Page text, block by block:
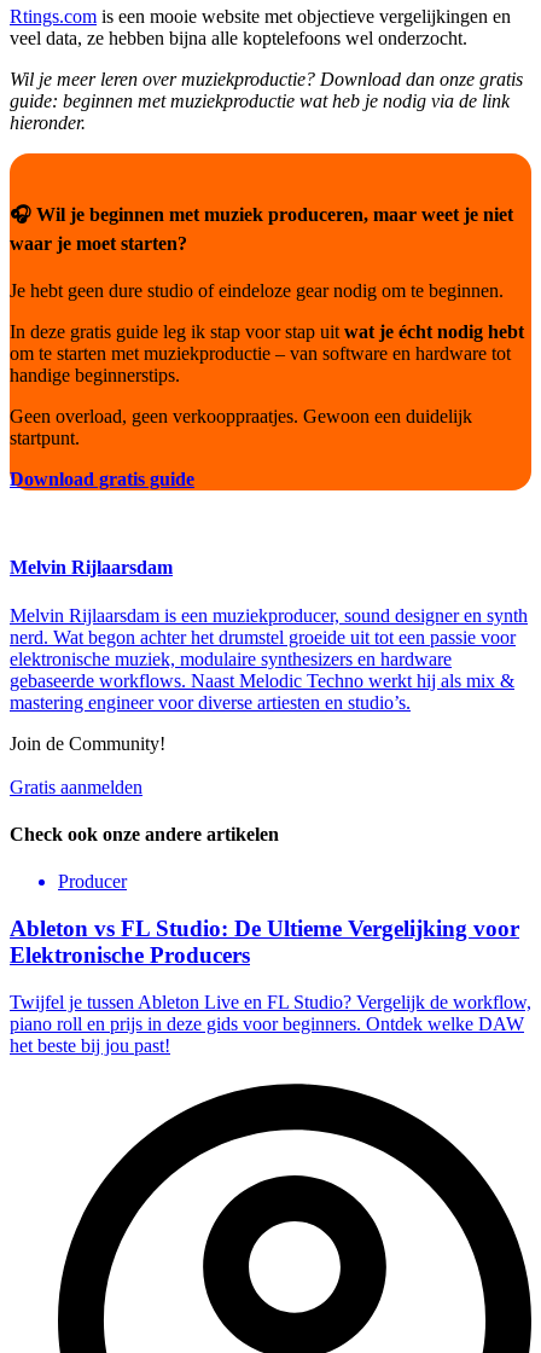
Rtings.com is een mooie website met objectieve vergelijkingen en
veel data, ze hebben bijna alle koptelefoons wel onderzocht.
Wil je meer leren over muziekproductie? Download dan onze gratis
guide: beginnen met muziekproductie wat heb je nodig via de link
hieronder.
🎧 Wil je beginnen met muziek produceren, maar weet je niet
waar je moet starten?
Je hebt geen dure studio of eindeloze gear nodig om te beginnen.
In deze gratis guide leg ik stap voor stap uit wat je écht nodig hebt
om te starten met muziekproductie – van software en hardware tot
handige beginnerstips.
Geen overload, geen verkooppraatjes. Gewoon een duidelijk
startpunt.
Download gratis guide
Melvin Rijlaarsdam
Melvin Rijlaarsdam is een muziekproducer, sound designer en synth
nerd. Wat begon achter het drumstel groeide uit tot een passie voor
elektronische muziek, modulaire synthesizers en hardware
gebaseerde workflows. Naast Melodic Techno werkt hij als mix &
mastering engineer voor diverse artiesten en studio’s.
Join de Community!
Gratis aanmelden
Check ook onze andere artikelen
Producer
Ableton vs FL Studio: De Ultieme Vergelijking voor
Elektronische Producers
Twijfel je tussen Ableton Live en FL Studio? Vergelijk de workflow,
piano roll en prijs in deze gids voor beginners. Ontdek welke DAW
het beste bij jou past!